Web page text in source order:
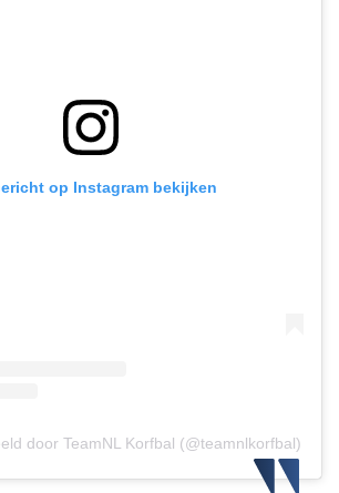
op Instagram bekijken
door TeamNL Korfbal (@teamnlkorfbal)